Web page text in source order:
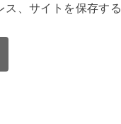
、サイトを保存する